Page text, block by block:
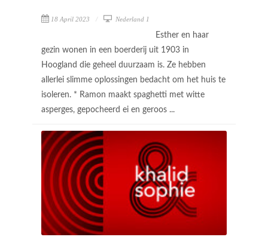
18 April 2023 Nederland 1
Esther en haar
gezin wonen in een boerderij uit 1903 in
Hoogland die geheel duurzaam is. Ze hebben
allerlei slimme oplossingen bedacht om het huis te
isoleren. * Ramon maakt spaghetti met witte
asperges, gepocheerd ei en geroos ...